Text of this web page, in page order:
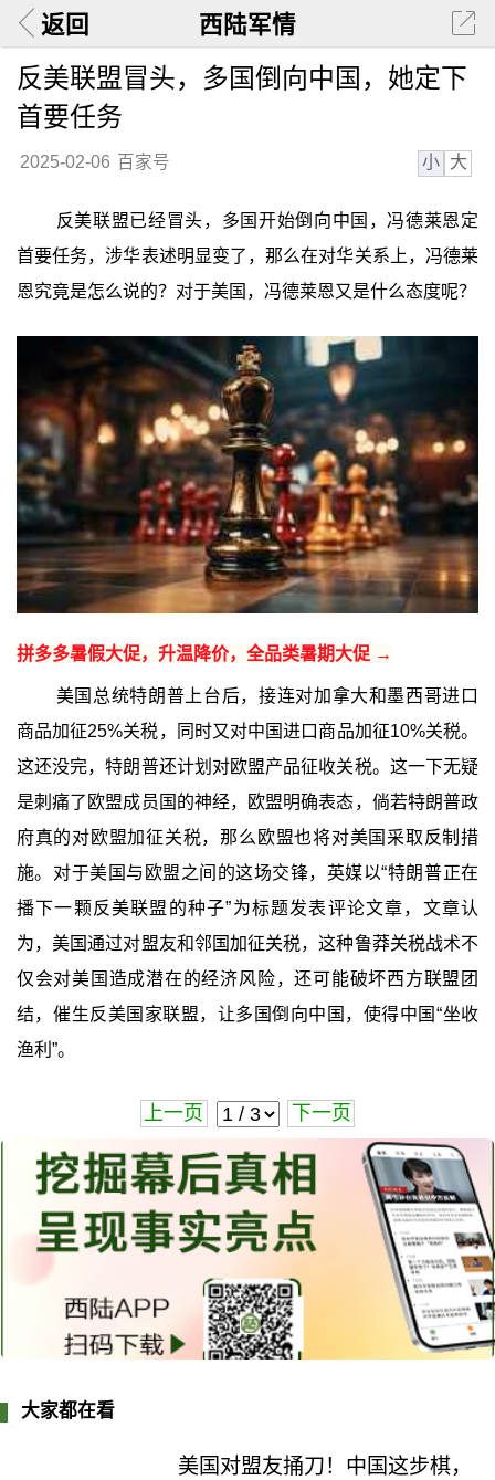
返回 西陆军情
反美联盟冒头，多国倒向中国，她定下
首要任务
2025-02-06 百家号 小 大
反美联盟已经冒头，多国开始倒向中国，冯德莱恩定
首要任务，涉华表述明显变了，那么在对华关系上，冯德莱
恩究竟是怎么说的？对于美国，冯德莱恩又是什么态度呢？
拼多多暑假大促，升温降价，全品类暑期大促 →
美国总统特朗普上台后，接连对加拿大和墨西哥进口
商品加征25%关税，同时又对中国进口商品加征10%关税。
这还没完，特朗普还计划对欧盟产品征收关税。这一下无疑
是刺痛了欧盟成员国的神经，欧盟明确表态，倘若特朗普政
府真的对欧盟加征关税，那么欧盟也将对美国采取反制措
施。对于美国与欧盟之间的这场交锋，英媒以“特朗普正在
播下一颗反美联盟的种子”为标题发表评论文章，文章认
为，美国通过对盟友和邻国加征关税，这种鲁莽关税战术不
仅会对美国造成潜在的经济风险，还可能破坏西方联盟团
结，催生反美国家联盟，让多国倒向中国，使得中国“坐收
渔利”。
上一页 下一页
大家都在看
美国对盟友捅刀！中国这步棋，